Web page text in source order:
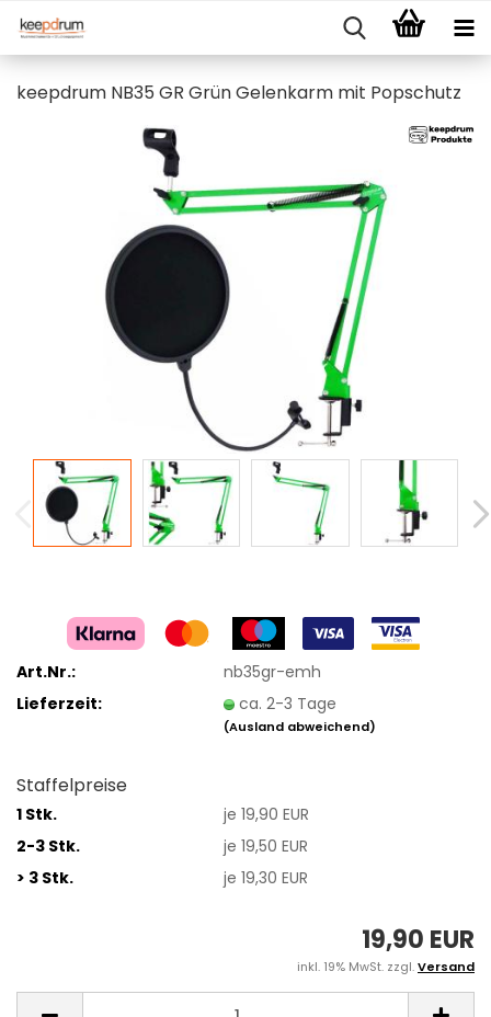
keepdrum NB35 GR Grün Gelenkarm mit Popschutz
Art.Nr.:
nb35gr-emh
Lieferzeit:
ca. 2-3 Tage
(Ausland abweichend)
Staffelpreise
1 Stk.
je 19,90 EUR
2-3 Stk.
je 19,50 EUR
> 3 Stk.
je 19,30 EUR
19,90 EUR
inkl. 19% MwSt. zzgl.Versand